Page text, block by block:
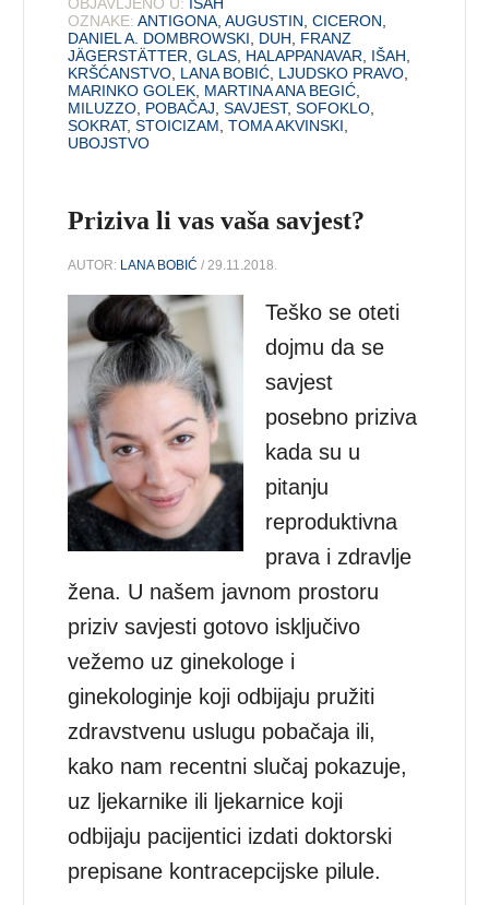
OZNAKE: ANTIGONA ,AUGUSTIN ,CICERON
DANIEL A. DOMBROWSKI
DUH
FRANZ
JÄGERSTÄTTER ,GLAS HALAPPANAVAR IŠAH
KRŠĆANSTVO LANA BOBIĆ LJUDSKO PRAVO
MARINKO GOLEK MARTINA ANA BEGIĆ
MILUZZO POBAČAJ ,SAVJEST,SOFOKLO
SOKRAT,STOICIZAM ,TOMA AKVINSKI
UBOJSTVO
Priziva li vas vaša savjest?
AUTOR: LANA BOBIĆ / 29.11.2018.
Teško se oteti
dojmu da se
savjest
posebno priziva
kada su u
pitanju
reproduktivna
prava i zdravlje
žena. U našem javnom prostoru
priziv savjesti gotovo isključivo
vežemo uz ginekologe i
ginekologinje koji odbijaju pružiti
zdravstvenu uslugu pobačaja ili,
kako nam recentni slučaj pokazuje,
uz ljekarnike ili ljekarnice koji
odbijaju pacijentici izdati doktorski
prepisane kontracepcijske pilule.